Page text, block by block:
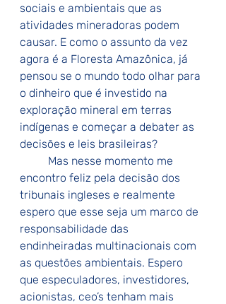
sociais e ambientais que as
atividades mineradoras podem
causar. E como o assunto da vez
agora é a Floresta Amazônica, já
pensou se o mundo todo olhar para
o dinheiro que é investido na
exploração mineral em terras
indígenas e começar a debater as
decisões e leis brasileiras?
encontro feliz pela decisão dos
tribunais ingleses e realmente
espero que esse seja um marco de
responsabilidade das
endinheiradas multinacionais com
as questões ambientais. Espero
que especuladores, investidores,
acionistas, ceo’s tenham mais